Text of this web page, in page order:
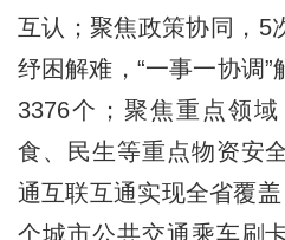
互认；聚焦政策协同，5
纾困解难，“一事一协调
3376个；聚焦重点领
食、民生等重点物资安
通互联互通实现全省覆
个城市公共交通乘车刷